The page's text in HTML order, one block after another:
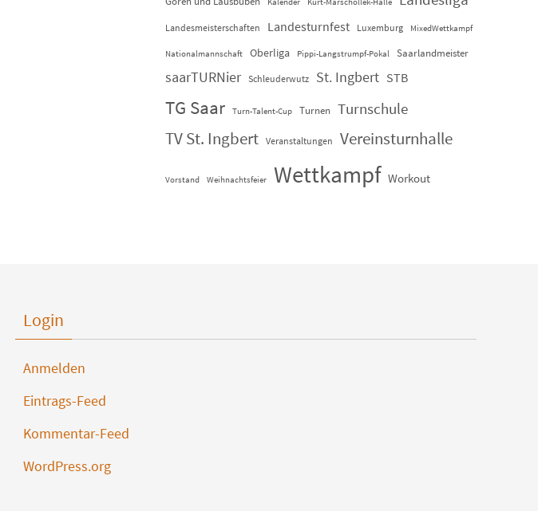
Landesmeisterschaften Landesturnfest Luxemburg MixedWettkampf
Nationalmannschaft Oberliga Pippi-Langstrumpf-Pokal Saarlandmeister
saarTURNier Schleuderwutz St. Ingbert STB
TG Saar Turn-Talent-Cup Turnen Turnschule
TV St. Ingbert Veranstaltungen Vereinsturnhalle
Vorstand Weihnachtsfeier Wettkampf Workout
Login
Anmelden
Eintrags-Feed
Kommentar-Feed
WordPress.org